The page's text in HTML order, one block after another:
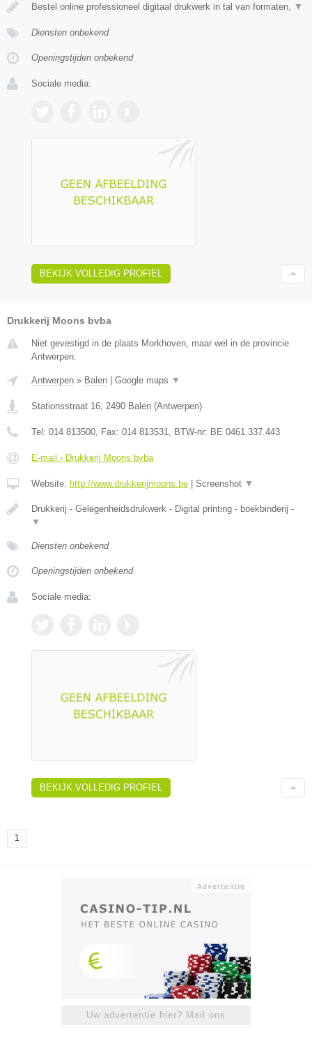
Bestel online professioneel digitaal drukwerk in tal van formaten, ▼
Diensten onbekend
Openingstijden onbekend
Sociale media:
BEKIJK VOLLEDIG PROFIEL
Drukkerij Moons bvba
Niet gevestigd in de plaats Morkhoven, maar wel in de provincie
Antwerpen.
Antwerpen » Balen Google maps ▼
Stationsstraat 16, 2490 Balen (Antwerpen)
Tel: 014 813500, Fax: 014 813531, BTW-nr: BE 0461.337.443
E-mail › Drukkerij Moons bvba
Website: http://www.drukkerijmoons.be Screenshot ▼
Drukkerij - Gelegenheidsdrukwerk - Digital printing - boekbinderij -
▼
Diensten onbekend
Openingstijden onbekend
Sociale media:
BEKIJK VOLLEDIG PROFIEL
1
Uw advertentie hier? Mail ons